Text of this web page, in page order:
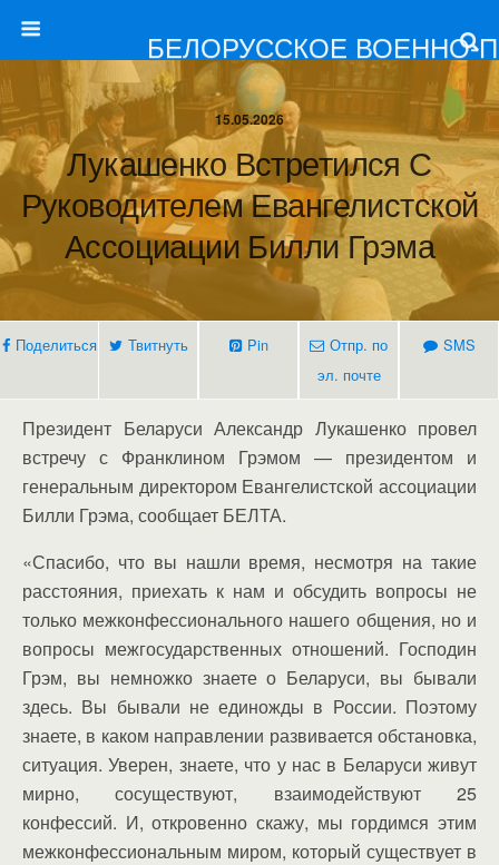
БЕЛОРУССКОЕ ВОЕННО-
15.05.2026
Лукашенко Встретился С
Руководителем Евангелистской
Ассоциации Билли Грэма
Поделиться Твитнуть Pin
Отпр. по
эл. почте
SMS
Президент Беларуси Александр Лукашенко провел
встречу с Франклином Грэмом — президентом и
генеральным директором Евангелистской ассоциации
Билли Грэма, сообщает БЕЛТА.
«Спасибо, что вы нашли время, несмотря на такие
расстояния, приехать к нам и обсудить вопросы не
только межконфессионального нашего общения, но и
вопросы межгосударственных отношений. Господин
Грэм, вы немножко знаете о Беларуси, вы бывали
здесь. Вы бывали не единожды в России. Поэтому
знаете, в каком направлении развивается обстановка,
ситуация. Уверен, знаете, что у нас в Беларуси живут
мирно, сосуществуют, взаимодействуют 25
конфессий. И, откровенно скажу, мы гордимся этим
межконфессиональным миром, который существует в